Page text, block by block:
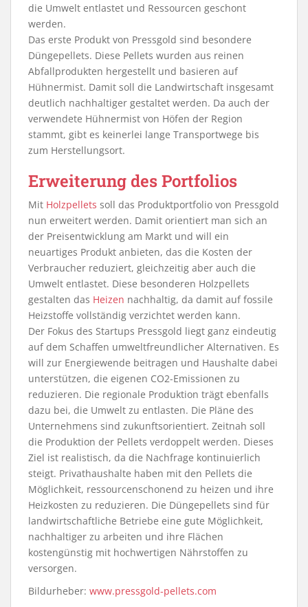
die Umwelt entlastet und Ressourcen geschont
werden.
Das erste Produkt von Pressgold sind besondere
Düngepellets. Diese Pellets wurden aus reinen
Abfallprodukten hergestellt und basieren auf
Hühnermist. Damit soll die Landwirtschaft insgesamt
deutlich nachhaltiger gestaltet werden. Da auch der
verwendete Hühnermist von Höfen der Region
stammt, gibt es keinerlei lange Transportwege bis
zum Herstellungsort.
Erweiterung des Portfolios
Mit Holzpellets soll das Produktportfolio von Pressgold
nun erweitert werden. Damit orientiert man sich an
der Preisentwicklung am Markt und will ein
neuartiges Produkt anbieten, das die Kosten der
Verbraucher reduziert, gleichzeitig aber auch die
Umwelt entlastet. Diese besonderen Holzpellets
gestalten das Heizen nachhaltig, da damit auf fossile
Heizstoffe vollständig verzichtet werden kann.
Der Fokus des Startups Pressgold liegt ganz eindeutig
auf dem Schaffen umweltfreundlicher Alternativen. Es
will zur Energiewende beitragen und Haushalte dabei
unterstützen, die eigenen CO2-Emissionen zu
reduzieren. Die regionale Produktion trägt ebenfalls
dazu bei, die Umwelt zu entlasten. Die Pläne des
Unternehmens sind zukunftsorientiert. Zeitnah soll
die Produktion der Pellets verdoppelt werden. Dieses
Ziel ist realistisch, da die Nachfrage kontinuierlich
steigt. Privathaushalte haben mit den Pellets die
Möglichkeit, ressourcenschonend zu heizen und ihre
Heizkosten zu reduzieren. Die Düngepellets sind für
landwirtschaftliche Betriebe eine gute Möglichkeit,
nachhaltiger zu arbeiten und ihre Flächen
kostengünstig mit hochwertigen Nährstoffen zu
versorgen.
Bildurheber: www.pressgold-pellets.com